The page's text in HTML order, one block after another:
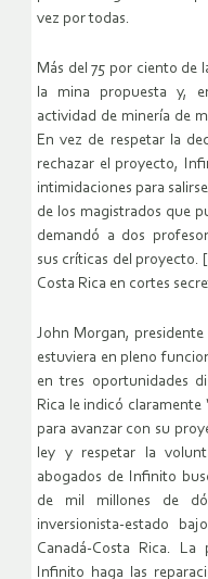
vez por todas.
Más del 75 por ciento de
la mina propuesta y,
actividad de minería de
En vez de respetar la
rechazar el proyecto,
intimidaciones para
de los magistrados que
demandó a dos
sus críticas del proyecto.
Costa Rica en cortes
John Morgan, presidente
estuviera en pleno
en tres oportunidades
Rica le indicó
para avanzar con su
ley y respetar la
abogados de Infinito
de mil millones de
inversionista-estado
Canadá-Costa Rica. La
Infinito haga las